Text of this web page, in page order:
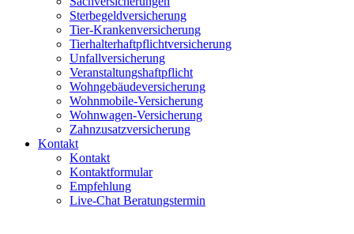
Sterbegeldversicherung
Tier-Krankenversicherung
Tierhalterhaftpflichtversicherung
Unfallversicherung
Veranstaltungshaftpflicht
Wohngebäudeversicherung
Wohnmobile-Versicherung
Wohnwagen-Versicherung
Zahnzusatzversicherung
Kontakt
Kontakt
Kontaktformular
Empfehlung
Live-Chat Beratungstermin